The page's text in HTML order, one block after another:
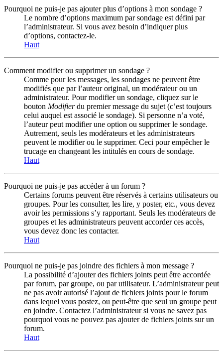
Pourquoi ne puis-je pas ajouter plus d’options à mon sondage ?
Le nombre d’options maximum par sondage est défini par
l’administrateur. Si vous avez besoin d’indiquer plus
d’options, contactez-le.
Haut
Comment modifier ou supprimer un sondage ?
Comme pour les messages, les sondages ne peuvent être
modifiés que par l’auteur original, un modérateur ou un
administrateur. Pour modifier un sondage, cliquez sur le
bouton Modifierdu premier message du sujet (c’est toujours
celui auquel est associé le sondage). Si personne n’a voté,
l’auteur peut modifier une option ou supprimer le sondage.
Autrement, seuls les modérateurs et les administrateurs
peuvent le modifier ou le supprimer. Ceci pour empêcher le
trucage en changeant les intitulés en cours de sondage.
Haut
Pourquoi ne puis-je pas accéder à un forum ?
Certains forums peuvent être réservés à certains utilisateurs ou
groupes. Pour les consulter, les lire, y poster, etc., vous devez
avoir les permissions s’y rapportant. Seuls les modérateurs de
groupes et les administrateurs peuvent accorder ces accès,
vous devez donc les contacter.
Haut
Pourquoi ne puis-je pas joindre des fichiers à mon message ?
La possibilité d’ajouter des fichiers joints peut être accordée
par forum, par groupe, ou par utilisateur. L’administrateur peut
ne pas avoir autorisé l’ajout de fichiers joints pour le forum
dans lequel vous postez, ou peut-être que seul un groupe peut
en joindre. Contactez l’administrateur si vous ne savez pas
pourquoi vous ne pouvez pas ajouter de fichiers joints sur un
forum.
Haut